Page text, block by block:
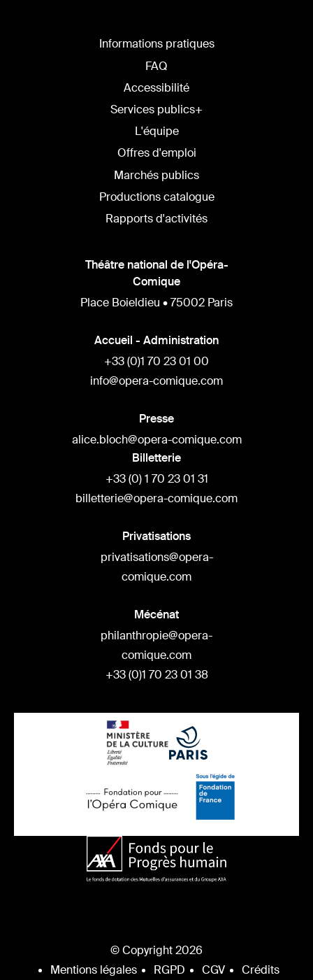
Informations pratiques
FAQ
Accessibilité
Services publics+
L'équipe
Offres d'emploi
Marchés publics
Productions catalogue
Rapports d'activités
Théâtre national de l'Opéra-
Comique
Place Boieldieu • 75002 Paris
Accueil - Administration
+33 (0)1 70 23 01 00
info@opera-comique.com
Presse
alice.bloch@opera-comique.com
Billetterie
+33 (0) 1 70 23 01 31
billetterie@opera-comique.com
Privatisations
privatisations@opera-
comique.com
Mécénat
philanthropie@opera-
comique.com
+33 (0)1 70 23 01 38
© Copyright 2026
Mentions légales
RGPD CGV Crédits